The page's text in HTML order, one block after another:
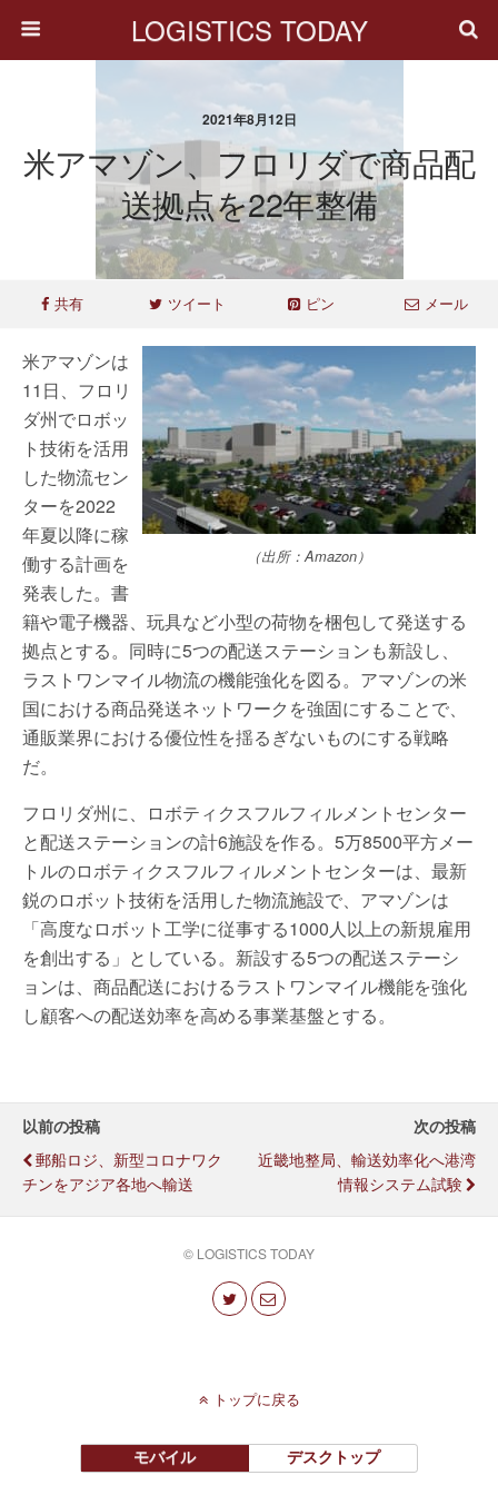
LOGISTICS TODAY
2021年8月12日
米アマゾン、フロリダで商品配
送拠点を22年整備
共有 ツイート ピン メール
（出所：Amazon）
米アマゾンは
11日、フロリ
ダ州でロボッ
ト技術を活用
した物流セン
ターを2022
年夏以降に稼
働する計画を
発表した。書
籍や電子機器、玩具など小型の荷物を梱包して発送する
拠点とする。同時に5つの配送ステーションも新設し、
ラストワンマイル物流の機能強化を図る。アマゾンの米
国における商品発送ネットワークを強固にすることで、
通販業界における優位性を揺るぎないものにする戦略
だ。
フロリダ州に、ロボティクスフルフィルメントセンター
と配送ステーションの計6施設を作る。5万8500平方メー
トルのロボティクスフルフィルメントセンターは、最新
鋭のロボット技術を活用した物流施設で、アマゾンは
「高度なロボット工学に従事する1000人以上の新規雇用
を創出する」としている。新設する5つの配送ステーシ
ョンは、商品配送におけるラストワンマイル機能を強化
し顧客への配送効率を高める事業基盤とする。
以前の投稿
郵船ロジ、新型コロナワク
チンをアジア各地へ輸送
次の投稿
近畿地整局、輸送効率化へ港湾
情報システム試験
© LOGISTICS TODAY
トップに戻る
モバイル デスクトップ